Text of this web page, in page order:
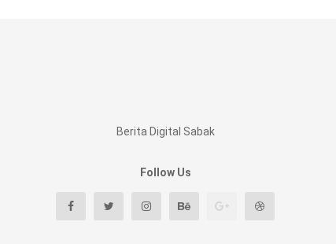
Berita Digital Sabak
Follow Us